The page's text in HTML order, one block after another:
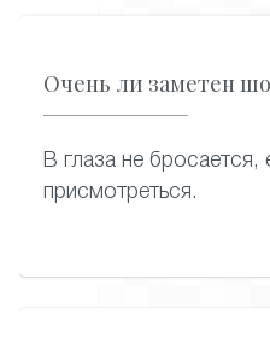
Очень ли заметен
В глаза не бросается,
присмотреться.